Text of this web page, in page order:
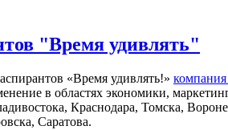
"Время удивлять"
«Время удивлять!»
в областях экономики,
Краснодара, Томска,
Саратова.